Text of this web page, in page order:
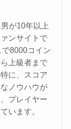
が10年以上
ンサイトで
8000コイン
上級者まで
に、スコア
ノウハウが
プレイヤー
います。